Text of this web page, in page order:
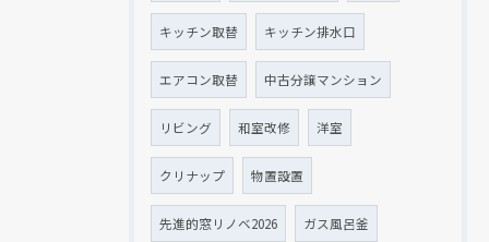
キッチン取替 キッチン排水口
エアコン取替 中古分譲マンション
リビング 和室改修 洋室
クリナップ 物置設置
先進的窓リノベ2026 ガス風呂釜